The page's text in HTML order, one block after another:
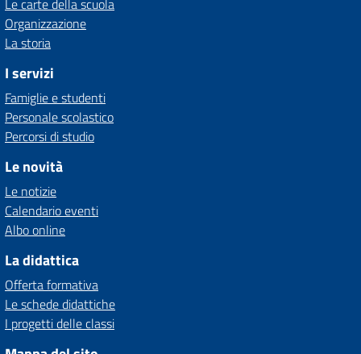
Le carte della scuola
Organizzazione
La storia
I servizi
Famiglie e studenti
Personale scolastico
Percorsi di studio
Le novità
Le notizie
Calendario eventi
Albo online
La didattica
Offerta formativa
Le schede didattiche
I progetti delle classi